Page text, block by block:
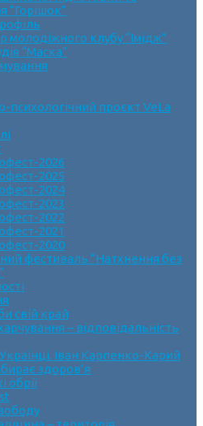
“Горішок”
молодіжного клубу “Імідж”
“Маска”
психологічний проєкт VeLa
2026
2025
2024
2023
2022
2021
2020
фестиваль “Натхнення без
свій край
– відповідальність
Іван Карпенко-Карий
здоров’я
обрії